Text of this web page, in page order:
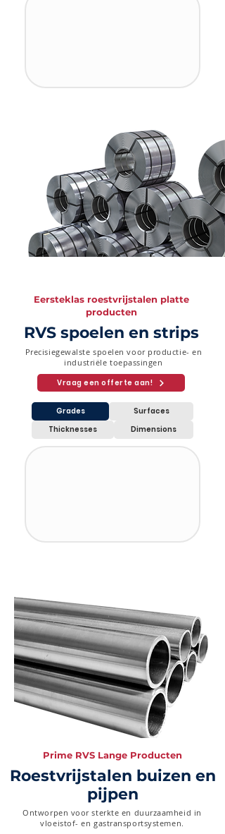
Eersteklas roestvrijstalen platte
producten
RVS spoelen en strips
Precisiegewalste spoelen voor productie- en
industriële toepassingen
Vraag een offerte aan!
Grades
Surfaces
Thicknesses
Dimensions
Prime RVS Lange Producten
Roestvrijstalen buizen en
pijpen
Ontworpen voor sterkte en duurzaamheid in
vloeistof- en gastransportsystemen.